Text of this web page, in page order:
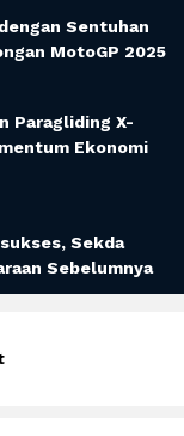
Sentuhan
MotoGP 2025
Paragliding X-
Ekonomi
Sekda
Sebelumnya